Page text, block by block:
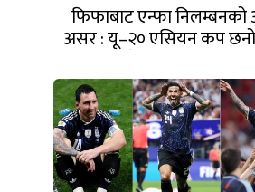
फिफाबाट एन्फा निलम्बनको
असर : यू–२० एसियन कप
नेपाल बाहिरियो